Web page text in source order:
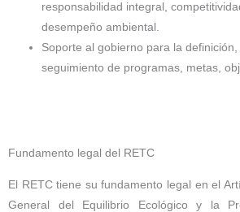
responsabilidad integral,
desempeño ambiental.
Soporte al gobierno para la
seguimiento de programas, metas,
Fundamento legal del RETC
El RETC tiene su fundamento legal en el
General del Equilibrio Ecológico y la